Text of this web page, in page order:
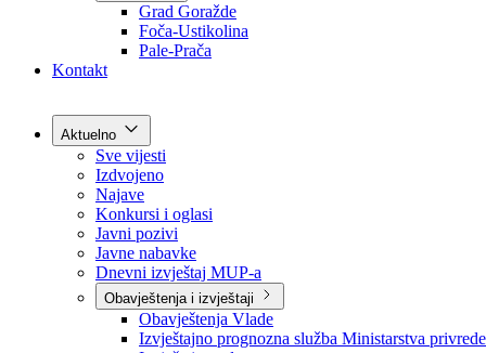
Sport
Općine
Kontakt
Aktuelno
Sve vijesti
Izdvojeno
Najave
Konkursi i oglasi
Javni pozivi
Javne nabavke
Dnevni izvještaj MUP-a